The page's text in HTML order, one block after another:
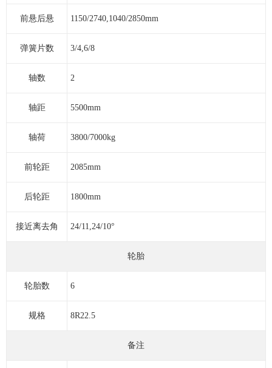
前悬后悬 1150/2740,1040/2850mm
弹簧片数 3/4,6/8
轴数 2
轴距 5500mm
轴荷 3800/7000kg
前轮距 2085mm
后轮距 1800mm
接近离去角 24/11,24/10°
轮胎
轮胎数 6
规格 8R22.5
备注